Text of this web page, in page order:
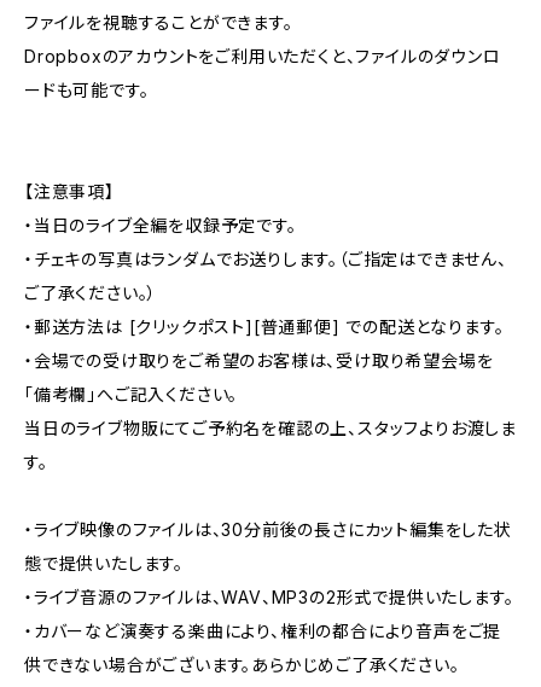
ファイルを視聴することができます。
Dropboxのアカウントをご利用いただくと、ファイルのダウンロ
ードも可能です。
【注意事項】
・当日のライブ全編を収録予定です。
・チェキの写真はランダムでお送りします。（ご指定はできません、
ご了承ください。）
・郵送方法は [クリックポスト][普通郵便] での配送となります。
・会場での受け取りをご希望のお客様は、受け取り希望会場を
「備考欄」へご記入ください。
当日のライブ物販にてご予約名を確認の上、スタッフよりお渡しま
す。
・ライブ映像のファイルは、30分前後の長さにカット編集をした状
態で提供いたします。
・ライブ音源のファイルは、WAV、MP3の2形式で提供いたします。
・カバーなど演奏する楽曲により、権利の都合により音声をご提
供できない場合がございます。あらかじめご了承ください。